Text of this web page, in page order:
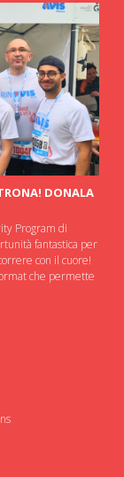
DONALA
Program di
fantastica per
con il cuore!
che permette